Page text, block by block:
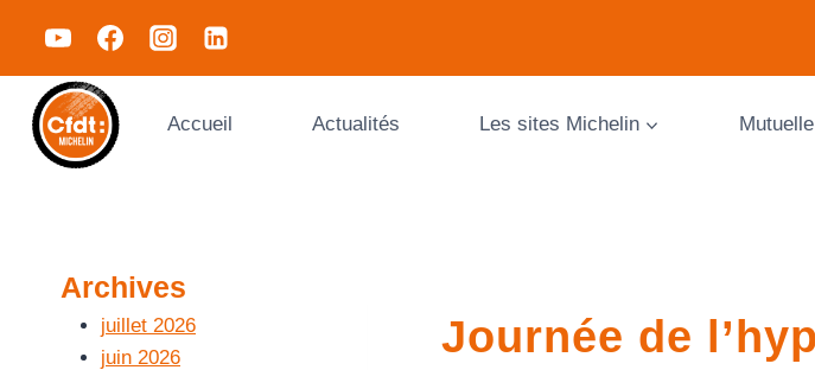
Accueil Actualités Les sites Michelin Mutuelle
Journée de
Archives
juillet 2026
juin 2026